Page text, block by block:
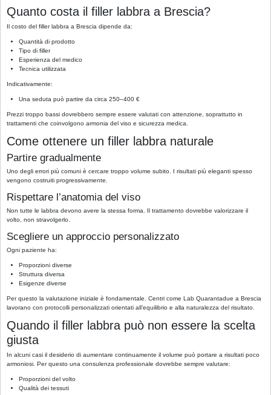
Quanto costa il filler labbra a Brescia?
Il costo del filler labbra a Brescia dipende da:
Quantità di prodotto
Tipo di filler
Esperienza del medico
Tecnica utilizzata
Indicativamente:
Una seduta può partire da circa 250–400 €
Prezzi troppo bassi dovrebbero sempre essere valutati con attenzione, soprattutto in
trattamenti che coinvolgono armonia del viso e sicurezza medica.
Come ottenere un filler labbra naturale
Partire gradualmente
Uno degli errori più comuni è cercare troppo volume subito. I risultati più eleganti spesso
vengono costruiti progressivamente.
Rispettare l’anatomia del viso
Non tutte le labbra devono avere la stessa forma. Il trattamento dovrebbe valorizzare il
volto, non stravolgerlo.
Scegliere un approccio personalizzato
Ogni paziente ha:
Proporzioni diverse
Struttura diversa
Esigenze diverse
Per questo la valutazione iniziale è fondamentale. Centri come Lab Quarantadue a Brescia
lavorano con protocolli personalizzati orientati all’equilibrio e alla naturalezza del risultato.
Quando il filler labbra può non essere la scelta
giusta
In alcuni casi il desiderio di aumentare continuamente il volume può portare a risultati poco
armoniosi. Per questo una consulenza professionale dovrebbe sempre valutare:
Proporzioni del volto
Qualità dei tessuti